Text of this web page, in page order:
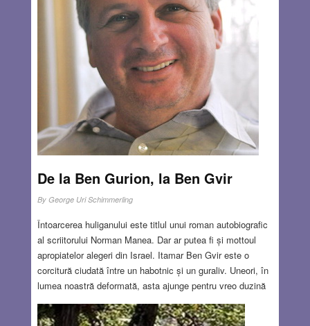
că nu găsesc intrarea la departamentul de anestezie din
Houston, unde lucrasem doi ani. Visul acesta se repetă de
multe ori. Oare ce legătură are el cu gândurile mele de
odinioară sau cu cele actuale?
Read more…
MAR 17, 2022 47 COMMENTS
De la Ben Gurion, la Ben Gvir
By George Uri Schimmerling
Întoarcerea huliganului este titlul unui roman autobiografic
al scriitorului Norman Manea. Dar ar putea fi și mottoul
apropiatelor alegeri din Israel. Itamar Ben Gvir este o
corcitură ciudată între un habotnic și un guraliv. Uneori, în
lumea noastră deformată, asta ajunge pentru vreo duzină
de mandate care să-l facă să devină, conform sondajelor,
al treilea partid în Parlament. Deține și un pistol, pe care